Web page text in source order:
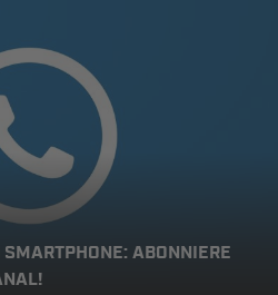
ABONNIERE